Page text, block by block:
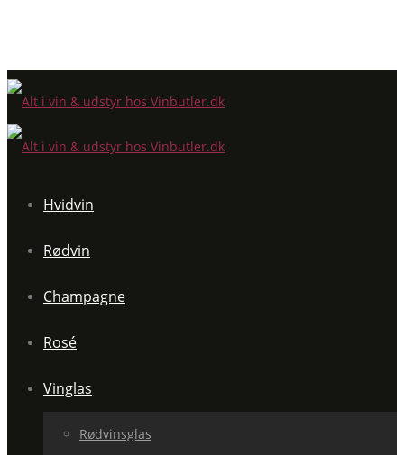
Hvidvin
Rødvin
Champagne
Rosé
Vinglas
Rødvinsglas